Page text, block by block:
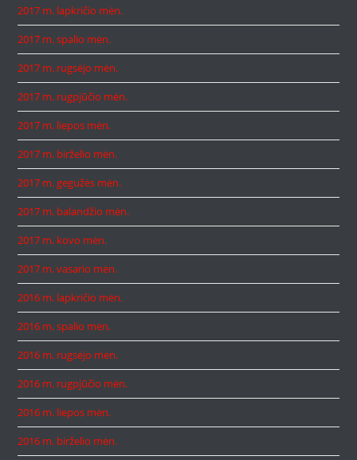
2017 m. lapkričio mėn.
2017 m. spalio mėn.
2017 m. rugsėjo mėn.
2017 m. rugpjūčio mėn.
2017 m. liepos mėn.
2017 m. birželio mėn.
2017 m. gegužės mėn.
2017 m. balandžio mėn.
2017 m. kovo mėn.
2017 m. vasario mėn.
2016 m. lapkričio mėn.
2016 m. spalio mėn.
2016 m. rugsėjo mėn.
2016 m. rugpjūčio mėn.
2016 m. liepos mėn.
2016 m. birželio mėn.